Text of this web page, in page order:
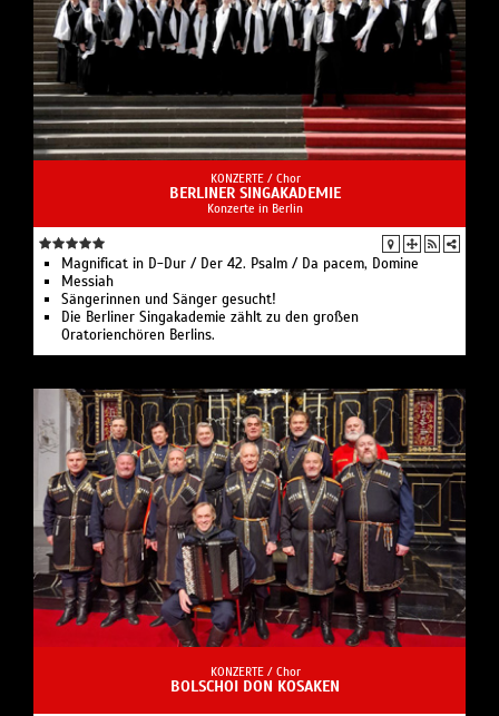
KONZERTE / Chor
BERLINER SINGAKADEMIE
Konzerte in Berlin
Magnificat in D-Dur / Der 42. Psalm / Da pacem, Domine
Messiah
Sängerinnen und Sänger gesucht!
Die Berliner Singakademie zählt zu den großen
Oratorienchören Berlins.
KONZERTE / Chor
BOLSCHOI DON KOSAKEN